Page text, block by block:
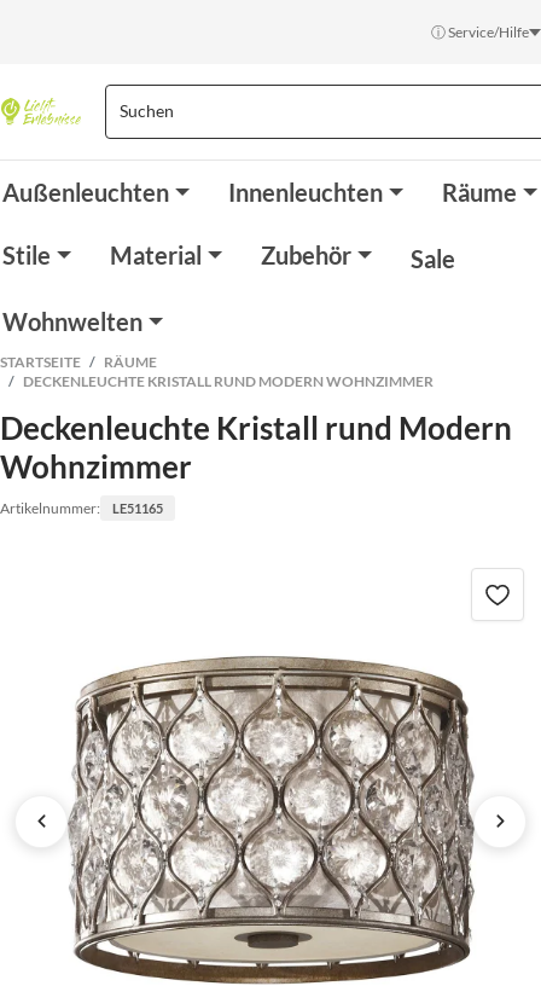
ⓘ Service/Hilfe
Außenleuchten Innenleuchten Räume
Stile Material Zubehör Sale
Wohnwelten
STARTSEITE
RÄUME
DECKENLEUCHTE KRISTALL RUND MODERN WOHNZIMMER
Deckenleuchte Kristall rund Modern
Wohnzimmer
Artikelnummer: LE51165